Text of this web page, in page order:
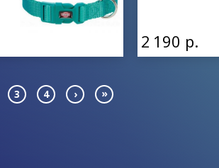
2 190 р.
3 4 › »